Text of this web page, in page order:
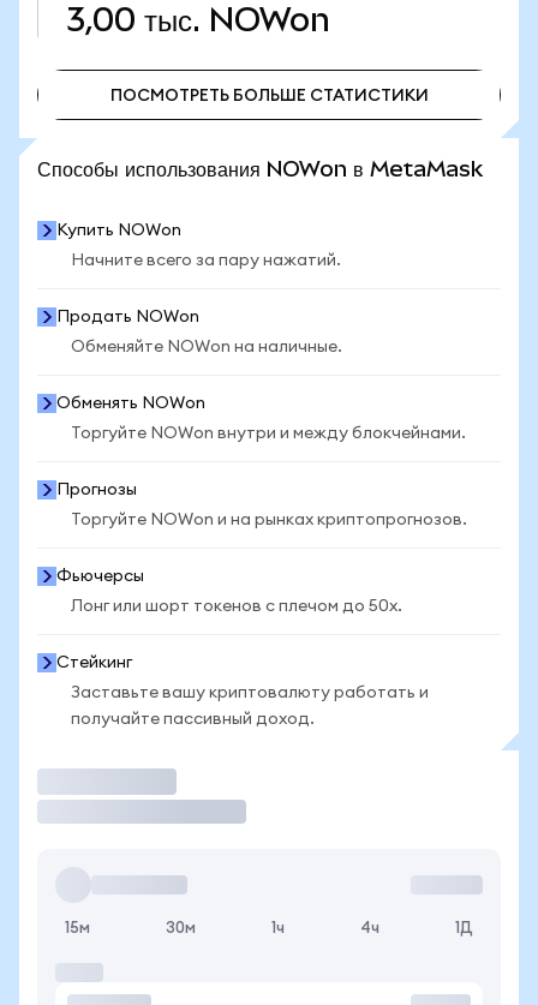
3,00 тыс. NOWon
ПОСМОТРЕТЬ БОЛЬШЕ СТАТИСТИКИ
Способы использования NOWon в MetaMask
Купить NOWon
Начните всего за пару нажатий.
Продать NOWon
Обменяйте NOWon на наличные.
Обменять NOWon
Торгуйте NOWon внутри и между блокчейнами.
Прогнозы
Торгуйте NOWon и на рынках криптопрогнозов.
Фьючерсы
Лонг или шорт токенов с плечом до 50x.
Стейкинг
Заставьте вашу криптовалюту работать и
получайте пассивный доход.
15м 30м 1ч 4ч 1Д